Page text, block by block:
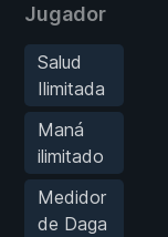
Jugador
Salud
Ilimitada
Maná
ilimitado
Medidor
de Daga